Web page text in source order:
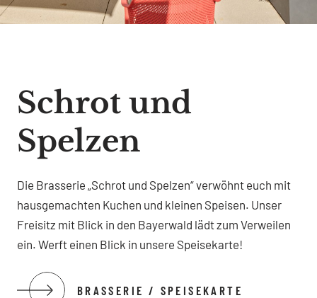
Schrot und
Spelzen
Die Brasserie „Schrot und Spelzen“ verwöhnt euch mit
hausgemachten Kuchen und kleinen Speisen. Unser
Freisitz mit Blick in den Bayerwald lädt zum Verweilen
ein. Werft einen Blick in unsere Speisekarte!
BRASSERIE / SPEISEKARTE